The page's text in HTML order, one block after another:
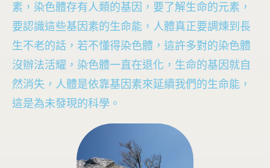
素，染色體存有人類的基因，要了解生命的元素，
要認識這些基因素的生命能，人體真正要調煉到長
生不老的話，若不懂得染色體，這許多對的染色體
沒辦法活耀，染色體一直在退化，生命的基因就自
然消失，人體是依靠基因素來延續我們的生命能，
這是為未發現的科學。